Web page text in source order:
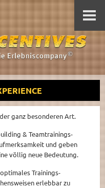
ganz besonderen Art.
& Teamtrainings-
und geben
völlig neue Bedeutung.
Trainings-
erlebbar zu